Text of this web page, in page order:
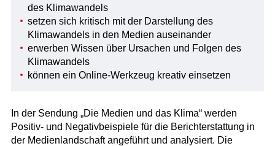
des Klimawandels
setzen sich kritisch mit der Darstellung des
Klimawandels in den Medien auseinander
erwerben Wissen über Ursachen und Folgen des
Klimawandels
können ein Online-Werkzeug kreativ einsetzen
In der Sendung „Die Medien und das Klima“ werden
Positiv- und Negativbeispiele für die Berichterstattung in
der Medienlandschaft angeführt und analysiert. Die